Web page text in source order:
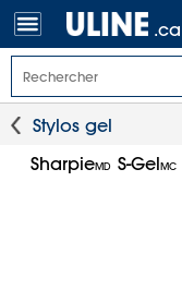
.ca
Stylos gel
SharpieMD S-GelMC